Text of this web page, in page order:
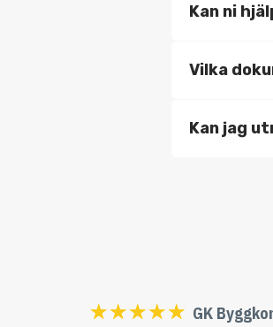
Kan ni
Vilka
Kan jag
☆☆☆☆☆ GK